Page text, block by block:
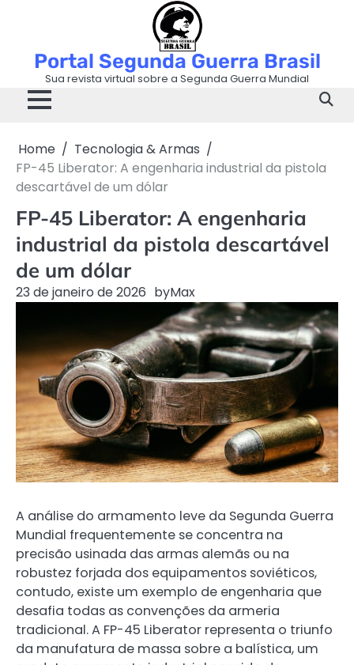
Portal Segunda Guerra Brasil
Sua revista virtual sobre a Segunda Guerra Mundial
Home
Tecnologia & Armas
FP-45 Liberator: A engenharia industrial da pistola
descartável de um dólar
FP-45 Liberator: A engenharia
industrial da pistola descartável
de um dólar
23 de janeiro de 2026 byMax
A análise do armamento leve da Segunda Guerra
Mundial frequentemente se concentra na
precisão usinada das armas alemãs ou na
robustez forjada dos equipamentos soviéticos,
contudo, existe um exemplo de engenharia que
desafia todas as convenções da armeria
tradicional. A FP-45 Liberator representa o triunfo
da manufatura de massa sobre a balística, um